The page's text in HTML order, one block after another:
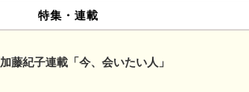
特集・連載
藤紀子連載「今、会いたい人」